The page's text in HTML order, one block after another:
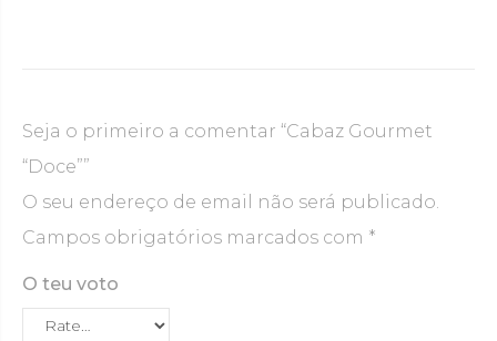
Seja o primeiro a comentar “Cabaz Gourmet
“Doce””
O seu endereço de email não será publicado.
Campos obrigatórios marcados com *
O teu voto